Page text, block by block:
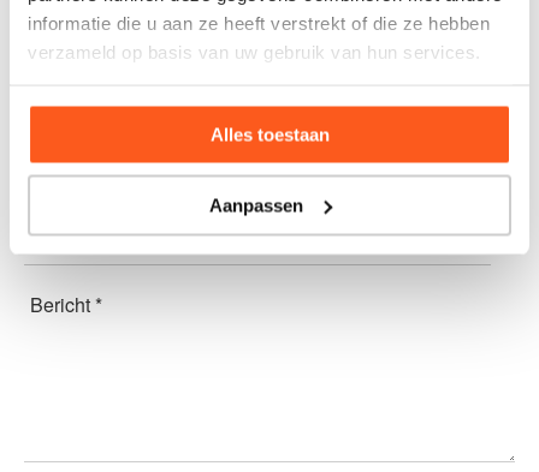
informatie die u aan ze heeft verstrekt of die ze hebben
verzameld op basis van uw gebruik van hun services.
Alles toestaan
Aanpassen
1816 NS Alkmaar
Naam *
E-mailadres *
Telefoonnummer
Bericht *